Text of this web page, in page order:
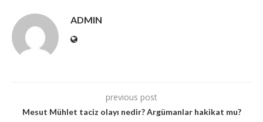
ADMIN
previous post
Mesut Mühlet taciz olayı nedir? Argümanlar hakikat mu?